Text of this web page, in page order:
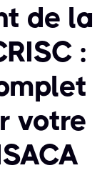
de la
:
votre